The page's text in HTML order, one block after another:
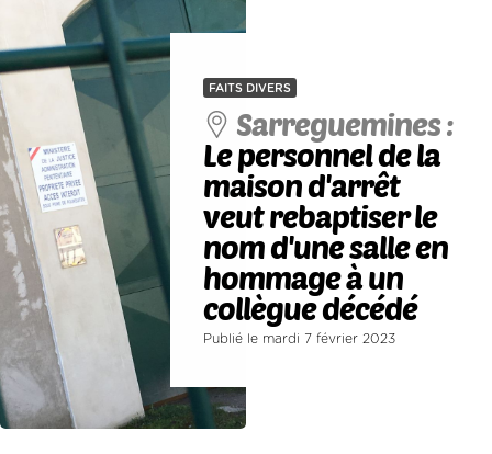
FAITS DIVERS
Sarreguemines :
Le personnel de la
maison d'arrêt
veut rebaptiser le
nom d'une salle en
hommage à un
collègue décédé
Publié le mardi 7 février 2023